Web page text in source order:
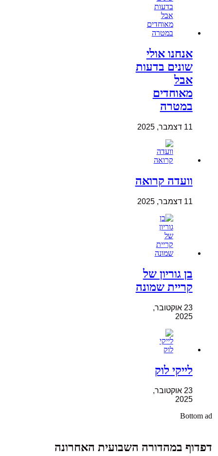
אנחנו אולי
שונים בדעות
אבל
מאוחדים
במטרה
11 דצמבר, 2025
וועדה קרואה
11 דצמבר, 2025
בן גוריון של
קריית שמונה
23 אוקטובר,
2025
לייקי לוק
23 אוקטובר,
2025
Bottom ad
דפדוף במהדורה השבועית האחרונה